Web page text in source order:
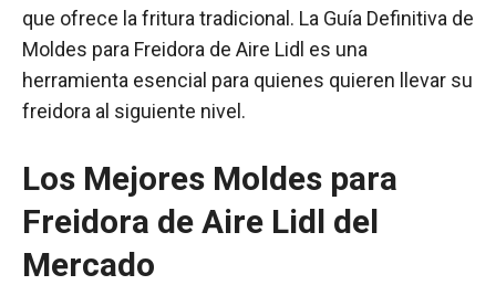
que ofrece la fritura tradicional. La Guía Definitiva de
Moldes para Freidora de Aire Lidl es una
herramienta esencial para quienes quieren llevar su
freidora al siguiente nivel.
Los Mejores Moldes para
Freidora de Aire Lidl del
Mercado